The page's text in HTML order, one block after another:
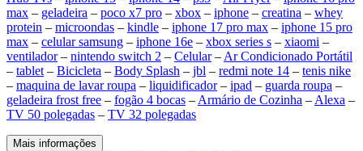
max – geladeira – poco x7 pro – xbox – iphone – creatina – whey
protein – microondas – kindle – iphone 17 pro max – iphone 15 pro
max – celular samsung – iphone 16e – xbox series s – xiaomi –
ventilador– nintendo switch 2 – Celular–Ar Condicionado Portátil
– tablet– Bicicleta – Body Splash – jbl – redmi note 14 – tenis nike
– maquina de lavar roupa – liquidificador– ipad – guarda roupa –
geladeira frost free – fogão 4 bocas –Armário de Cozinha –Alexa –
TV 50 polegadas – TV 32 polegadas
Mais informações